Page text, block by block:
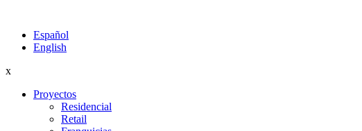
Español
English
x
Proyectos
Residencial
Retail